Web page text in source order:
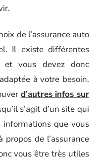
de l’assurance auto
Il existe différentes
et vous devez donc
à votre besoin.
d’autres infos sur
s’agit d’un site qui
que vous
de l’assurance
vous être très utiles